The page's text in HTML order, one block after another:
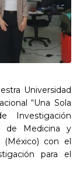
Universidad
“Una Sola
Investigación
de Medicina y
(México) con el
para el